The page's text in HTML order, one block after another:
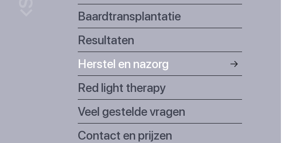
Baardtransplantatie
Resultaten
Herstel en nazorg
Red light therapy
Veel gestelde vragen
Contact en prijzen